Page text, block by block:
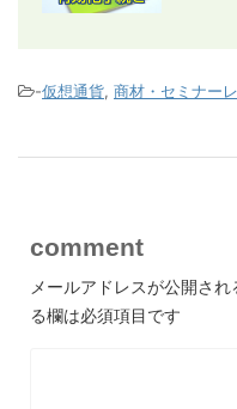
-仮想通貨, 商材・セミナー
comment
メールアドレスが公開され
る欄は必須項目です